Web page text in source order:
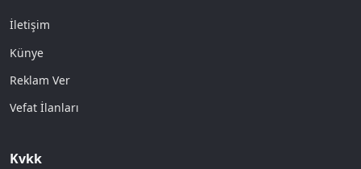
İletişim
Künye
Reklam Ver
Vefat İlanları
Kvkk